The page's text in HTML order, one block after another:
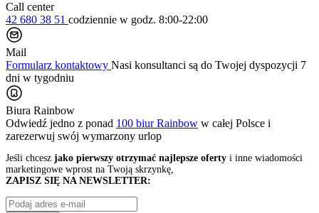
Call center
42 680 38 51 codziennie w godz. 8:00-22:00
Mail
Formularz kontaktowy Nasi konsultanci są do Twojej dyspozycji 7
dni w tygodniu
Biura Rainbow
Odwiedź jedno z ponad 100 biur Rainbow w całej Polsce i
zarezerwuj swój wymarzony urlop
Jeśli chcesz jako pierwszy otrzymać najlepsze oferty i inne wiadomości
marketingowe wprost na Twoją skrzynkę,
ZAPISZ SIĘ NA NEWSLETTER: